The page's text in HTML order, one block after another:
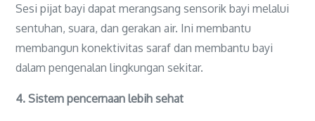
Sesi pijat bayi dapat merangsang sensorik bayi melalui
sentuhan, suara, dan gerakan air. Ini membantu
membangun konektivitas saraf dan membantu bayi
dalam pengenalan lingkungan sekitar.
4. Sistem pencernaan lebih sehat